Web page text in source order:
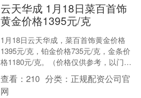
云天华成 1月18日菜百首饰
黄金价格1395元/克
1月18日云天华成，菜百首饰黄金价格
1395元/克，铂金价格735元/克，金条价
格1180元/克。（价格仅供参考，以门店
实际为准）同日上海黄金交易所现货黄
金AU....
查看：210 分类： 正规配资公司官
网